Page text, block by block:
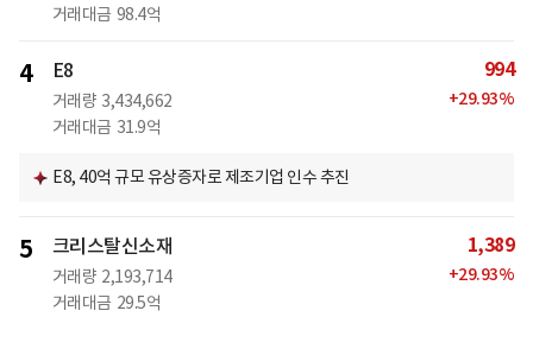
거래대금 98.4억
4 E8
거래량 3,434,662
거래대금 31.9억
994
+29.93%
E8, 40억 규모 유상증자로 제조기업 인수 추진
5 크리스탈신소재
거래량 2,193,714
거래대금 29.5억
1,389
+29.93%